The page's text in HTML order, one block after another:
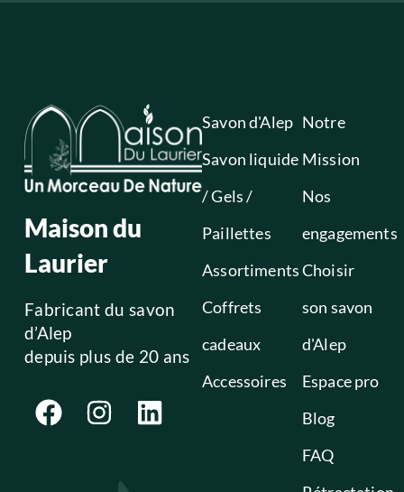
Maison du
Laurier
Fabricant du savon
d’Alep
depuis plus de 20 ans
Savon d'Alep
Savon liquide
/ Gels /
Paillettes
Assortiments
Coffrets
cadeaux
Accessoires
Notre
Mission
Nos
engagements
Choisir
son savon
d'Alep
Espace pro
Blog
FAQ